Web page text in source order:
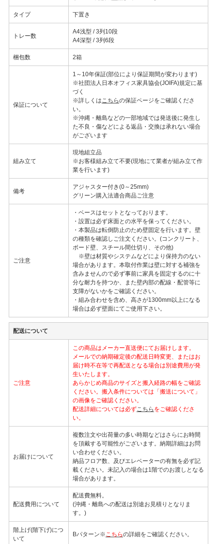
タイプ 下置き
トレー数
A4浅型 / 3列10段
A4深型 / 3列6段
梱包数 2箱
保証について
1～10年保証(部位により保証期間が変わります)
※社団法人日本オフィス家具協会(JOIFA)規定に基
づく
※詳しくは こちらの保証ページをご確認くださ
い。
※沖縄・離島などの一部地域では発送後に発生し
た不良・傷などによる返品・交換は承れない場合
がございます
組み立て
現地組立品
※お客様組み立て不要(現地にて業者が組み立て作
業を行います)
備考
アジャスター付き(0～25mm)
グリーン購入法適合商品ご注意
ご注意
・ベースはセットとなっております。
・設置は必ず床面との水平を保ってください。
・本製品は転倒防止のため壁固定を行います。壁
の種類を確認しご注文ください。(コンクリート、
ボード壁、スチール間仕切り、その他)
※壁は材質やシステムなどにより保持力のない
場合があります。本取付作業は壁に対する補強を
含みませんので必ず事前に家具を固定するのに十
分な耐力を持つか、また壁内部の配線・配管等に
支障がないかをご確認ください。
・組み合わせを含め、高さが1300mm以上になる
場合は必ず壁面にてご使用下さい。
配送について
ご注意
この商品はメーカー直送便にてお届けします。
メールでの納期確定後の配送日時変更、またはお
届け時不在等で再配送となる場合は別途費用が発
生いたします。
あらかじめ商品のサイズと搬入経路の幅をご確認
ください。搬入条件については「搬送について」
の画像をご確認ください。
配送詳細については必ずこちら をご確認くださ
い。
お届けについて
複数注文や出荷量の多い時期などはさらにお時間
を頂戴する可能性がございます。納期詳細はお問
い合わせください。
納品フロア数、及びエレベーターの有無を必ず記
載ください。未記入の場合は1階でのお渡しとなる
場合があります。
配送費用について
配送費無料。
(沖縄・離島への配送は別途お見積りとなりま
す。)
階上げ(階下げ)につ
いて
Bパターン※ こちらの詳細をご確認ください。